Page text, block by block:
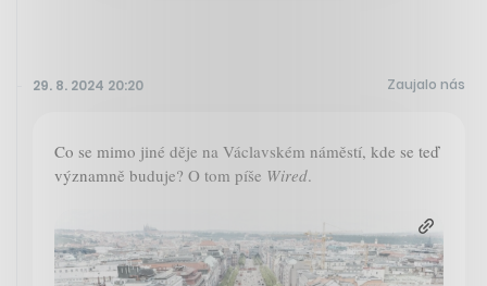
29. 8. 2024 20:20 Zaujalo nás
Co se mimo jiné děje na Václavském náměstí, kde se teď
významně buduje? O tom píše Wired.